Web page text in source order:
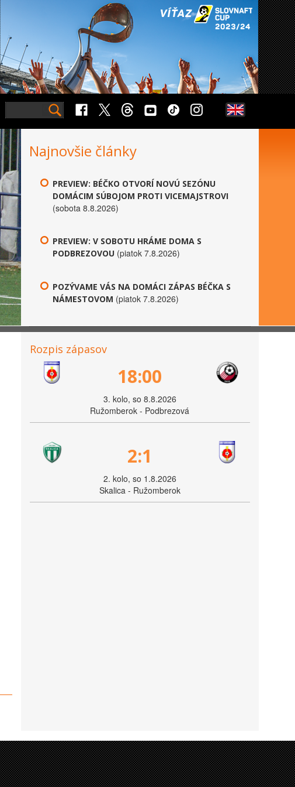
Najnovšie články
PREVIEW: BÉČKO OTVORÍ NOVÚ SEZÓNU
DOMÁCIM SÚBOJOM PROTI VICEMAJSTROVI
(sobota 8.8.2026)
PREVIEW: V SOBOTU HRÁME DOMA S
PODBREZOVOU (piatok 7.8.2026)
POZÝVAME VÁS NA DOMÁCI ZÁPAS BÉČKA S
NÁMESTOVOM (piatok 7.8.2026)
Rozpis zápasov
18:00
3. kolo, so 8.8.2026
Ružomberok - Podbrezová
2:1
2. kolo, so 1.8.2026
Skalica - Ružomberok